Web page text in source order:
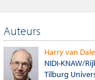
Auteurs
Harry van
NIDI-KNAW/
Tilburg